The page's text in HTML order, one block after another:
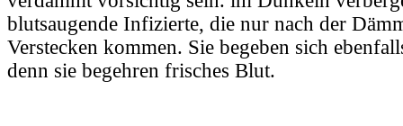
blutsaugende Infizierte, die nur nach der
Verstecken kommen. Sie begeben sich
denn sie begehren frisches Blut.